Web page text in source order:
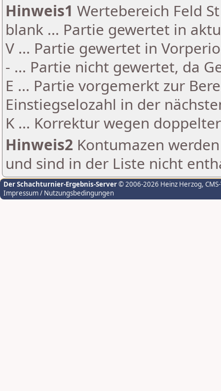
Hinweis1 Wertebereich Feld
blank ... Partie gewertet in
V ... Partie gewertet in
- ... Partie nicht gewertet, da
E ... Partie vorgemerkt zur
Einstiegselozahl in der
K ... Korrektur wegen
Hinweis2 Kontumazen
und sind in der Liste nicht
Der Schachturnier-Ergebnis-Server© 2006-2026 Heinz Herzog,
Impressum / Nutzungsbedingungen